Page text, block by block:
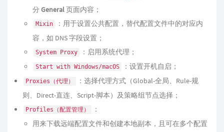
分 General页面内容；
Mixin
：用于设置公共配置，替代配置文件中的对应内
容，如 DNS 字段设置；
System Proxy ：启用系统代理；
Start with Windows/macOS ：设置开机自启；
Proxies（代理）
：选择代理方式（Global-全局、Rule-规
则、Direct-直连、Script-脚本）及策略组节点选择；
Profiles（配置管理）
：
用来下载远端配置文件和创建本地副本，且可在多个配置